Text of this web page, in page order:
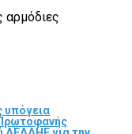
αρμόδιες
υπόγεια